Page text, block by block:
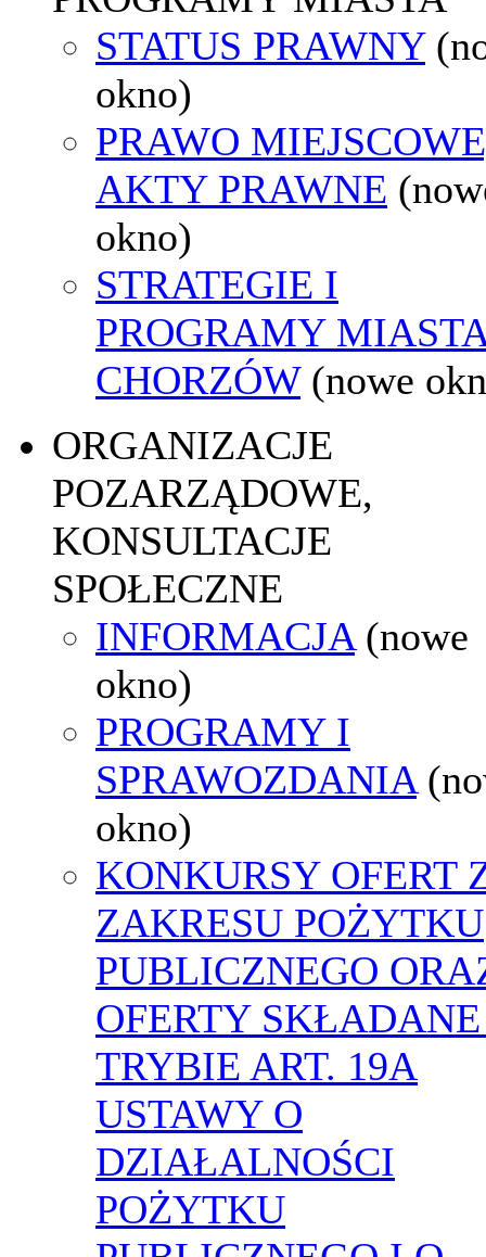
STATUS PRAWNY
okno)
PRAWO
AKTY PRAWNE
okno)
STRATEGIE I
PROGRAMY
CHORZÓW (nowe
ORGANIZACJE
POZARZĄDOWE,
KONSULTACJE
SPOŁECZNE
INFORMACJA (nowe
okno)
PROGRAMY I
SPRAWOZDANIA
okno)
KONKURSY OFERT
ZAKRESU POŻYTKU
PUBLICZNEGO
OFERTY
TRYBIE ART. 19A
USTAWY O
DZIAŁALNOŚCI
POŻYTKU